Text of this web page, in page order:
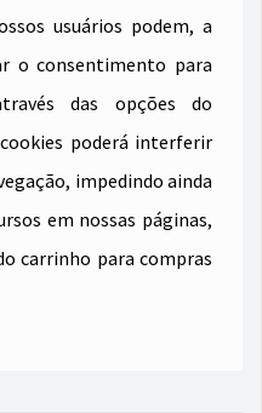
usuários podem, a
o consentimento para
das opções do
poderá interferir
impedindo ainda
em nossas páginas,
carrinho para compras